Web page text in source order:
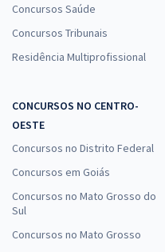
Concursos Saúde
Concursos Tribunais
Residência Multiprofissional
CONCURSOS NO CENTRO-
OESTE
Concursos no Distrito Federal
Concursos em Goiás
Concursos no Mato Grosso do
Sul
Concursos no Mato Grosso